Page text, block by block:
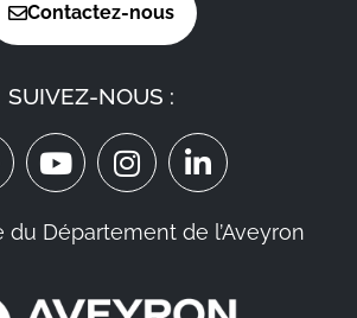
Contactez-nous
SUIVEZ-NOUS :
du Département de l’Aveyron